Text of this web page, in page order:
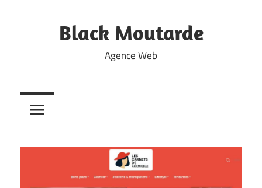
Black Moutarde
Agence Web